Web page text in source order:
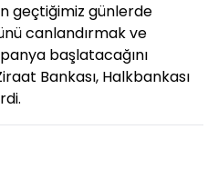
geçtiğimiz günlerde
canlandırmak ve
başlatacağını
Bankası, Halkbankası